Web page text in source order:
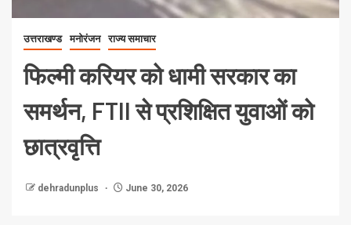
उत्तराखण्ड मनोरंजन राज्य समाचार
फिल्मी करियर को धामी सरकार का
समर्थन, FTII से प्रशिक्षित युवाओं को
छात्रवृत्ति
dehradunplus June 30, 2026